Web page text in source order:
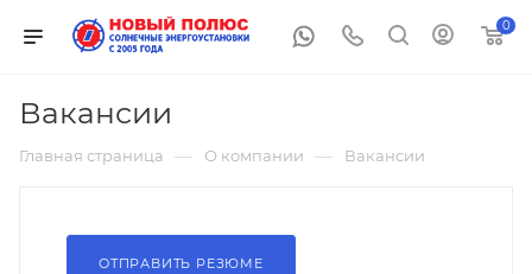
0
Вакансии
Главная страница — О компании — Вакансии
ОТПРАВИТЬ РЕЗЮМЕ